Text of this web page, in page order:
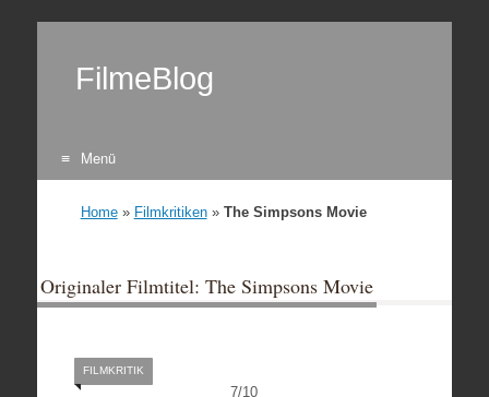
FilmeBlog
Menü
Home» Filmkritiken» The Simpsons Movie
Originaler Filmtitel: The Simpsons Movie
7/10
FILMKRITIK